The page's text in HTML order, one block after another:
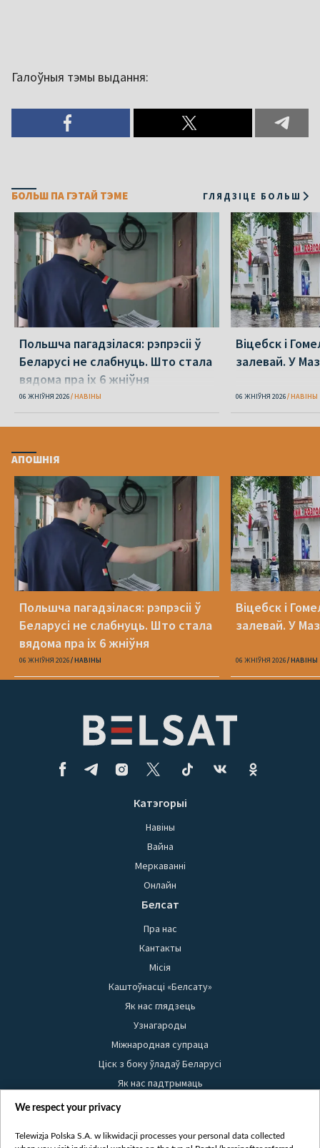
Галоўныя тэмы выдання:
БОЛЬШ ПА ГЭТАЙ ТЭМЕ ГЛЯДЗІЦЕ БОЛЬШ
Польшча пагадзілася: рэпрэсіі ў
Беларусі не слабнуць. Што стала
вядома пра іх 6 жніўня
06 ЖНІЎНЯ 2026 НАВІНЫ
Віцебск і
залевай. У
06 ЖНІЎНЯ 2026 НАВІНЫ
АПОШНІЯ
Польшча пагадзілася: рэпрэсіі ў
Беларусі не слабнуць. Што стала
вядома пра іх 6 жніўня
06 ЖНІЎНЯ 2026 НАВІНЫ
Віцебск і
залевай. У
06 ЖНІЎНЯ 2026 НАВІНЫ
Катэгорыі
Навіны
Вайна
Меркаванні
Онлайн
Белсат
Пра нас
Кантакты
Місія
Каштоўнасці «Белсату»
Як нас глядзець
Узнагароды
Міжнародная супраца
Ціск з боку ўладаў Беларусі
Як нас падтрымаць
Правілы выкарыстання матэрыялаў
Бяспека
We respect your privacy
Telewizja Polska S.A. w likwidacji processes your personal data collected